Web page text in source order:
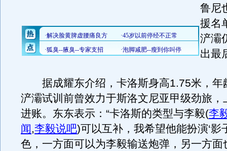
鲁尼
援名
浐灞
出最
据成耀东介绍，卡洛斯身高1.75米，年
浐灞试训前曾效力于斯洛文尼亚甲级劲旅，
进账。东东表示：“卡洛斯的类型与李毅(李
闻,李毅说吧)可以互补，我希望他能扮演‘影
色，一方面可以为李毅输送炮弹，另一方面